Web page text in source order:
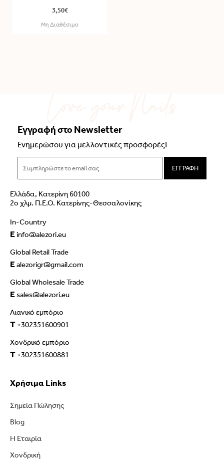
3,50€
Μη Διαθέσιμο
Ελλάδα, Κατερίνη 60100
2ο χλμ. Π.Ε.Ο. Κατερίνης-Θεσσαλονίκης
In-Country
Einfo@alezori.eu
Global Retail Trade
Ealezorigr@gmail.com
Global Wholesale Trade
Esales@alezori.eu
Λιανικό εμπόριο
T +302351600901
Χονδρικό εμπόριο
T +302351600881
Χρήσιμα Links
Σημεία Πώλησης
Blog
Η Εταιρία
Χονδρική
Εγγραφή στο Newsletter
Ενημερώσου για μελλοντικές προσφορές!
ΕΓΓΡΑΦΗ